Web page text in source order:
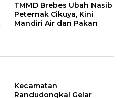
TMMD Brebes Ubah Nasib
Peternak Cikuya, Kini
Mandiri Air dan Pakan
Kecamatan
Randudongkal Gelar